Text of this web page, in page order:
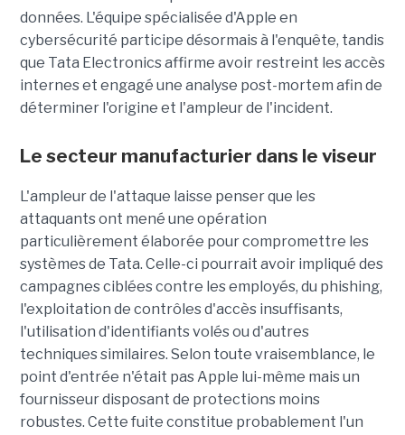
données. L'équipe spécialisée d'Apple en
cybersécurité participe désormais à l'enquête, tandis
que Tata Electronics affirme avoir restreint les accès
internes et engagé une analyse post-mortem afin de
déterminer l'origine et l'ampleur de l'incident.
Le secteur manufacturier dans le viseur
L'ampleur de l'attaque laisse penser que les
attaquants ont mené une opération
particulièrement élaborée pour compromettre les
systèmes de Tata. Celle-ci pourrait avoir impliqué des
campagnes ciblées contre les employés, du phishing,
l'exploitation de contrôles d'accès insuffisants,
l'utilisation d'identifiants volés ou d'autres
techniques similaires. Selon toute vraisemblance, le
point d'entrée n'était pas Apple lui-même mais un
fournisseur disposant de protections moins
robustes. Cette fuite constitue probablement l'un